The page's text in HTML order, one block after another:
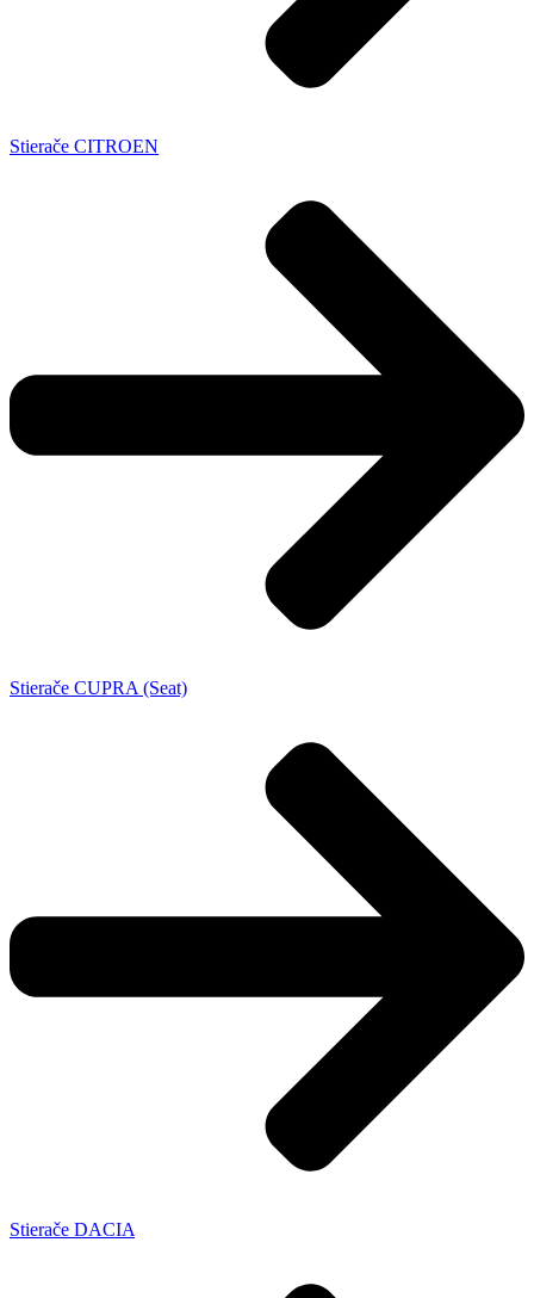
Stierače CITROEN
Stierače CUPRA (Seat)
Stierače DACIA